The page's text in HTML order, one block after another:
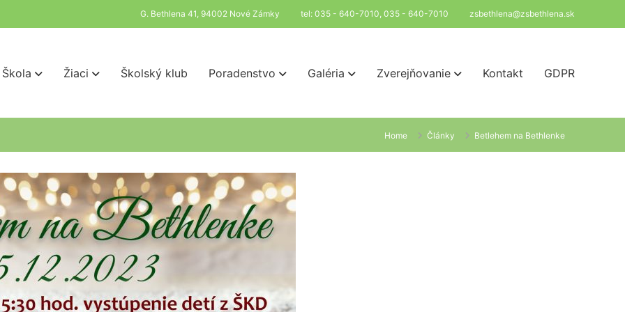
G. Bethlena 41, 94002 Nové Zámky tel: 035 - 640-7010, 035 - 640-7010 zsbethlena@zsbethlena.sk
Škola Žiaci Školský klub Poradenstvo Galéria Zverejňovanie Kontakt GDPR
Home Články Betlehem na Bethlenke